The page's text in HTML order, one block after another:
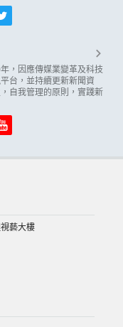
，因應傳媒業變革及科技
台，並持續更新新聞資
自我管理的原則，實踐新
藝大樓